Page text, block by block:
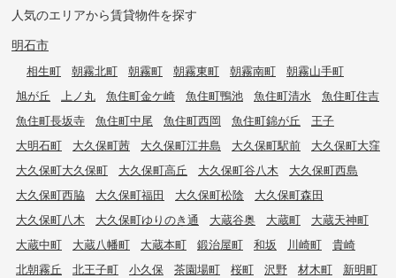
人気のエリアから賃貸物件を探す
明石市
相生町 朝霧北町 朝霧町 朝霧東町 朝霧南町
朝霧山手町
旭が丘
上ノ丸 魚住町金ケ崎 魚住町鴨池 魚住町清水
魚住町住吉
魚住町長坂寺
魚住町中尾 魚住町西岡 魚住町錦が丘
王子
大明石町
大久保町茜 大久保町江井島 大久保町駅前
大久保町大窪
大久保町大久保町
大久保町高丘 大久保町谷八木
大久保町西島
大久保町西脇
大久保町福田 大久保町松陰
大久保町森田
大久保町八木
大久保町ゆりのき通 大蔵谷奥 大蔵町
大蔵天神町
大蔵中町
大蔵八幡町 大蔵本町 鍛治屋町 和坂 川崎町
貴崎
北朝霧丘
北王子町 小久保 茶園場町 桜町 沢野 材木町
新明町